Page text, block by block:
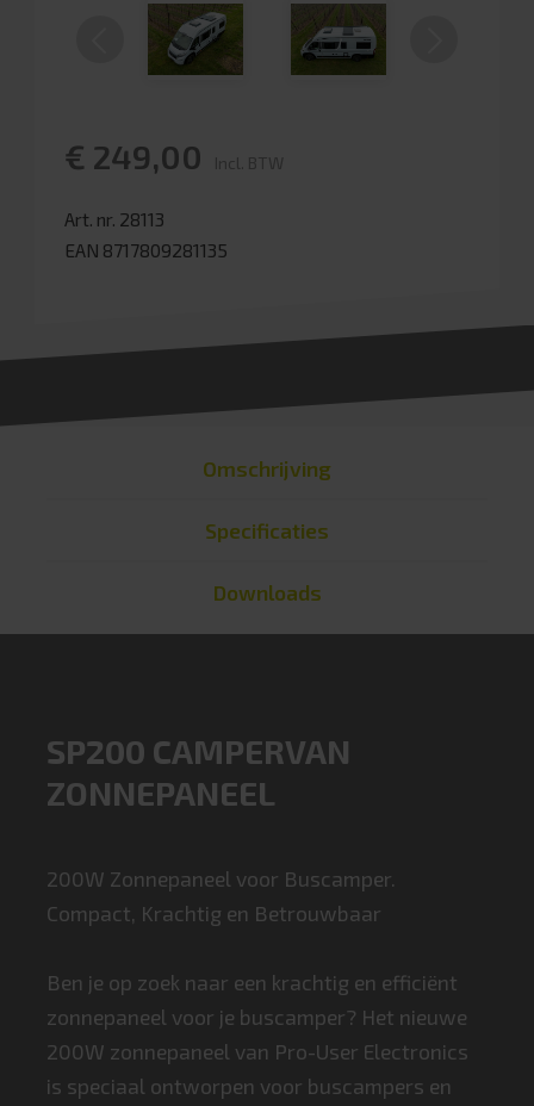
€ 249,00 Incl. BTW
Art. nr. 28113
EAN 8717809281135
Omschrijving
Specificaties
Downloads
SP200 CAMPERVAN
ZONNEPANEEL
200W Zonnepaneel voor Buscamper.
Compact, Krachtig en Betrouwbaar
Ben je op zoek naar een krachtig en efficiënt
zonnepaneel voor je buscamper? Het nieuwe
200W zonnepaneel van Pro-User Electronics
is speciaal ontworpen voor buscampers en